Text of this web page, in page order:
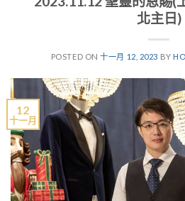
北主日)
POSTED ON十一月 12, 2023 BY
12
十一月